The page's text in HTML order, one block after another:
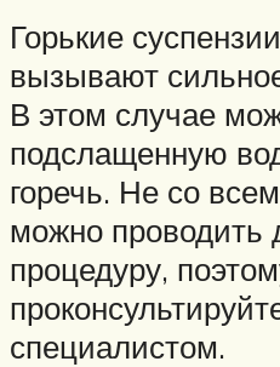
Горькие
вызывают
В этом случае
подслащенную
горечь. Не со
можно проводить
процедуру,
специалистом.